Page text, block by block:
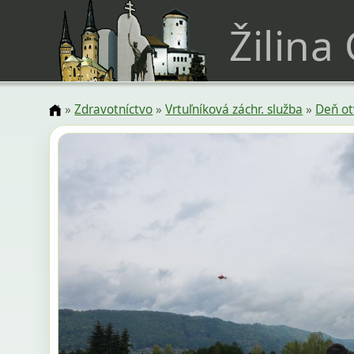
Žilina
»Zdravotníctvo»Vrtuľníková záchr. služba » Deň